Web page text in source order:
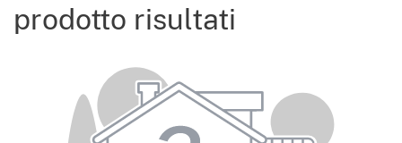
prodotto risultati